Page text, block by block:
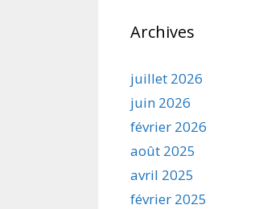
Archives
juillet 2026
juin 2026
février 2026
août 2025
avril 2025
février 2025